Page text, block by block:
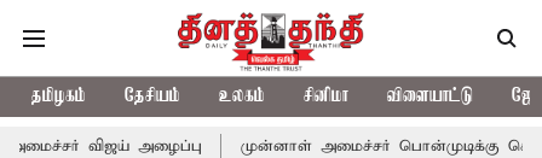
தமிழகம் தேசியம் உலகம் சினிமா விளையாட்டு
அழைப்பு முன்னாள் அமைச்சர் பொன்முடிக்கு சென்னை